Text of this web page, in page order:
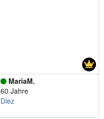
MariaM.
60 Jahre
Diez